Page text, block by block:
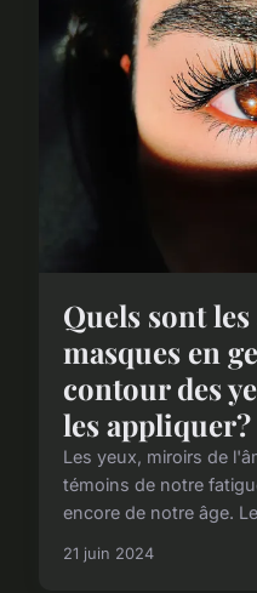
Quels sont les
masques en
contour des
les appliquer?
Les yeux, miroirs de
témoins de notre
encore de notre âge.
21 juin 2024